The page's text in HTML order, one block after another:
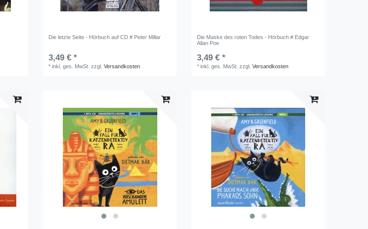
Die letzte Seite - Hörbuch auf CD # Peter Millar
3,49 € *
*inkl. ges. MwSt. zzgl.Versandkosten
Die Maske des roten Todes - Hörbuch # Edgar
Allan Poe
3,49 € *
*inkl. ges. MwSt. zzgl.Versandkosten